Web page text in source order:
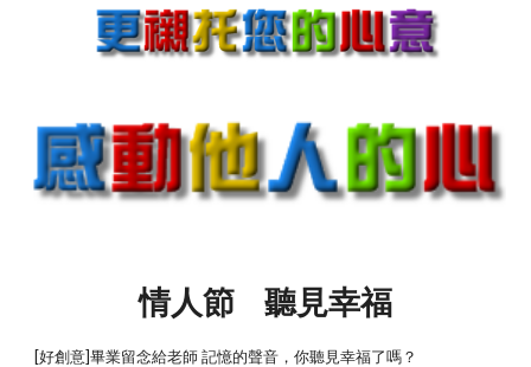
情人節 聽見幸福
[好創意]畢業留念給老師 記憶的聲音，你聽見幸福了嗎？